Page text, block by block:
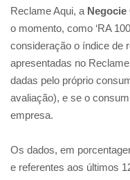
Reclame Aqui, a Negocie
o momento, como ‘RA
consideração o índice de
apresentadas no
dadas pelo próprio
avaliação), e se o
empresa.
Os dados, em
e referentes aos últimos